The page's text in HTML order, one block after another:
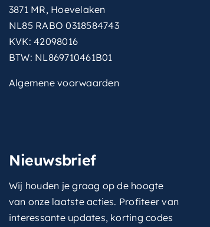
3871 MR, Hoevelaken
NL85 RABO 0318584743
KVK: 42098016
BTW: NL869710461B01
Algemene voorwaarden
Nieuwsbrief
Wij houden je graag op de hoogte
van onze laatste acties. Profiteer van
interessante updates, korting codes